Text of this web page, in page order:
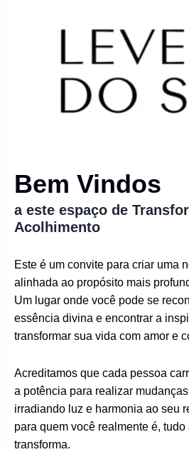
Bem Vindos
a este espaço de
Acolhimento
Este é um convite para criar uma
alinhada ao propósito mais
Um lugar onde você pode se
essência divina e encontrar a
transformar sua vida com amor e
Acreditamos que cada pessoa
a potência para realizar
irradiando luz e harmonia ao seu
para quem você realmente é,
transforma.